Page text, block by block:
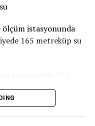
verilerine göre şu
çocuk parkı
yaklaşık iki ay
kirlilikte belirgin bir
uzun vadeli
belirtiliyor.
istasyonunda
165 metreküp su
yaklaşık